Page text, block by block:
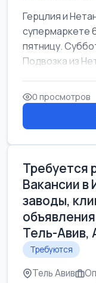
Герцлия и
супермаркете
пятницу.
Подвозка из
0 просмотров
Требуется
Вакансии в
заводы,
Тель-
Требуются
Тель Авив